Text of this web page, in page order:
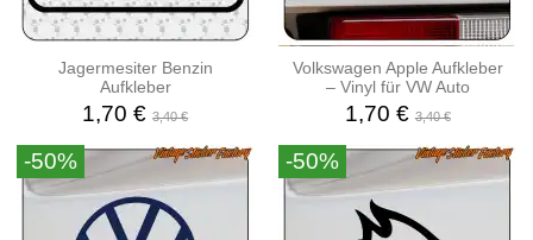
Jagermesiter Benzin
Aufkleber
1,70 €3,40 €
Volkswagen Apple Aufkleber
– Vinyl für VW Auto
1,70 €3,40 €
-50% -50%